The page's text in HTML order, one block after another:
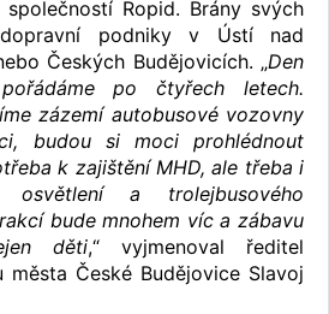
Ropid. Brány svých
podniky v Ústí nad
Českých Budějovicích. „Den
po čtyřech letech.
zázemí autobusové vozovny
budou si moci prohlédnout
k zajištění MHD, ale třeba i
osvětlení a trolejbusového
bude mnohem víc a zábavu
děti,“ vyjmenoval ředitel
města České Budějovice Slavoj